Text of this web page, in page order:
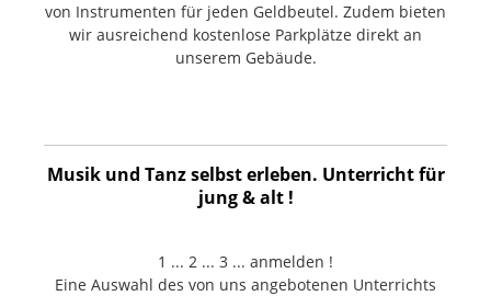
von Instrumenten für jeden Geldbeutel. Zudem bieten
wir ausreichend kostenlose Parkplätze direkt an
unserem Gebäude.
Musik und Tanz selbst erleben. Unterricht für
jung & alt !
1 ... 2 ... 3 ... anmelden !
Eine Auswahl des von uns angebotenen Unterrichts